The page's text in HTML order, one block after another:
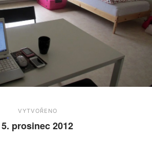
VYTVOŘENO
5. prosinec 2012